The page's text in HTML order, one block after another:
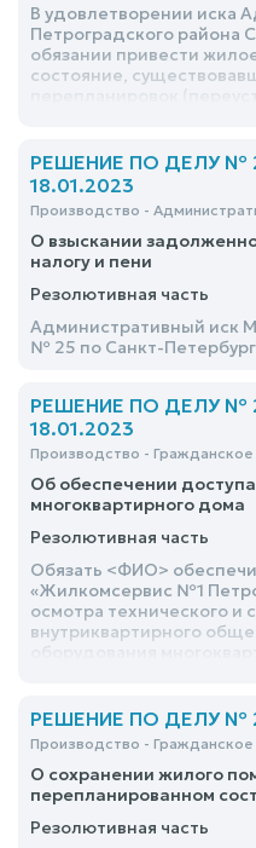
В удовлетворении иска
Петроградского района
обязании привести
состояние,
РЕШЕНИЕ ПО ДЕЛУ №
18.01.2023
Производство -
О взыскании
налогу и пени
Резолютивная часть
Административный иск
№ 25 по Санкт-
РЕШЕНИЕ ПО ДЕЛУ №
18.01.2023
Производство - Гражданское
Об обеспечении
многоквартирного дома
Резолютивная часть
Обязать <ФИО>
«Жилкомсервис №1
осмотра технического и
внутриквартирного
расположенного в
РЕШЕНИЕ ПО ДЕЛУ №
Производство - Гражданское
О сохранении жилого
перепланированном
Резолютивная часть